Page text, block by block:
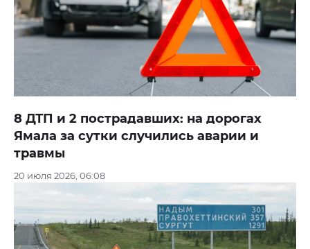
8 ДТП и 2 пострадавших: на дорогах
Ямала за сутки случились аварии и
травмы
20 июля 2026, 06:08